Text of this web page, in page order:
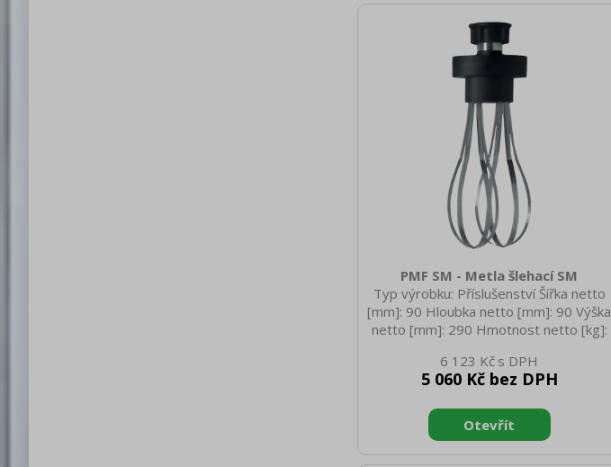
PMF SM - Metla šlehací SM
Typ výrobku: Příslušenství Šířka netto
[mm]: 90 Hloubka netto [mm]: 90 Výška
netto [mm]: 290 Hmotnost netto [kg]:
brutto [mm]: 110 Výška brutto [mm]:
400 Hmotnost brutto [kg]: 0.60
6 123 Kč
5 060 Kč bez DPH